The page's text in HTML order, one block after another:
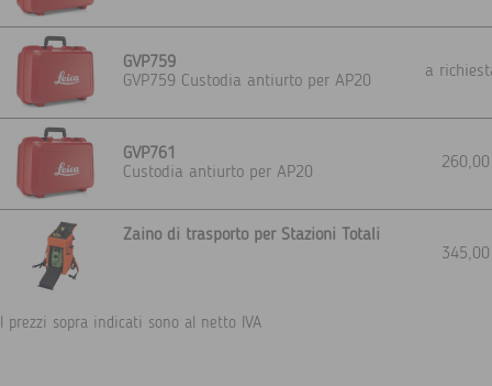
GVP759
GVP759 Custodia antiurto per AP20
a
GVP761
Custodia antiurto per AP20
Zaino di trasporto per Stazioni Totali
I prezzi sopra indicati sono al netto IVA